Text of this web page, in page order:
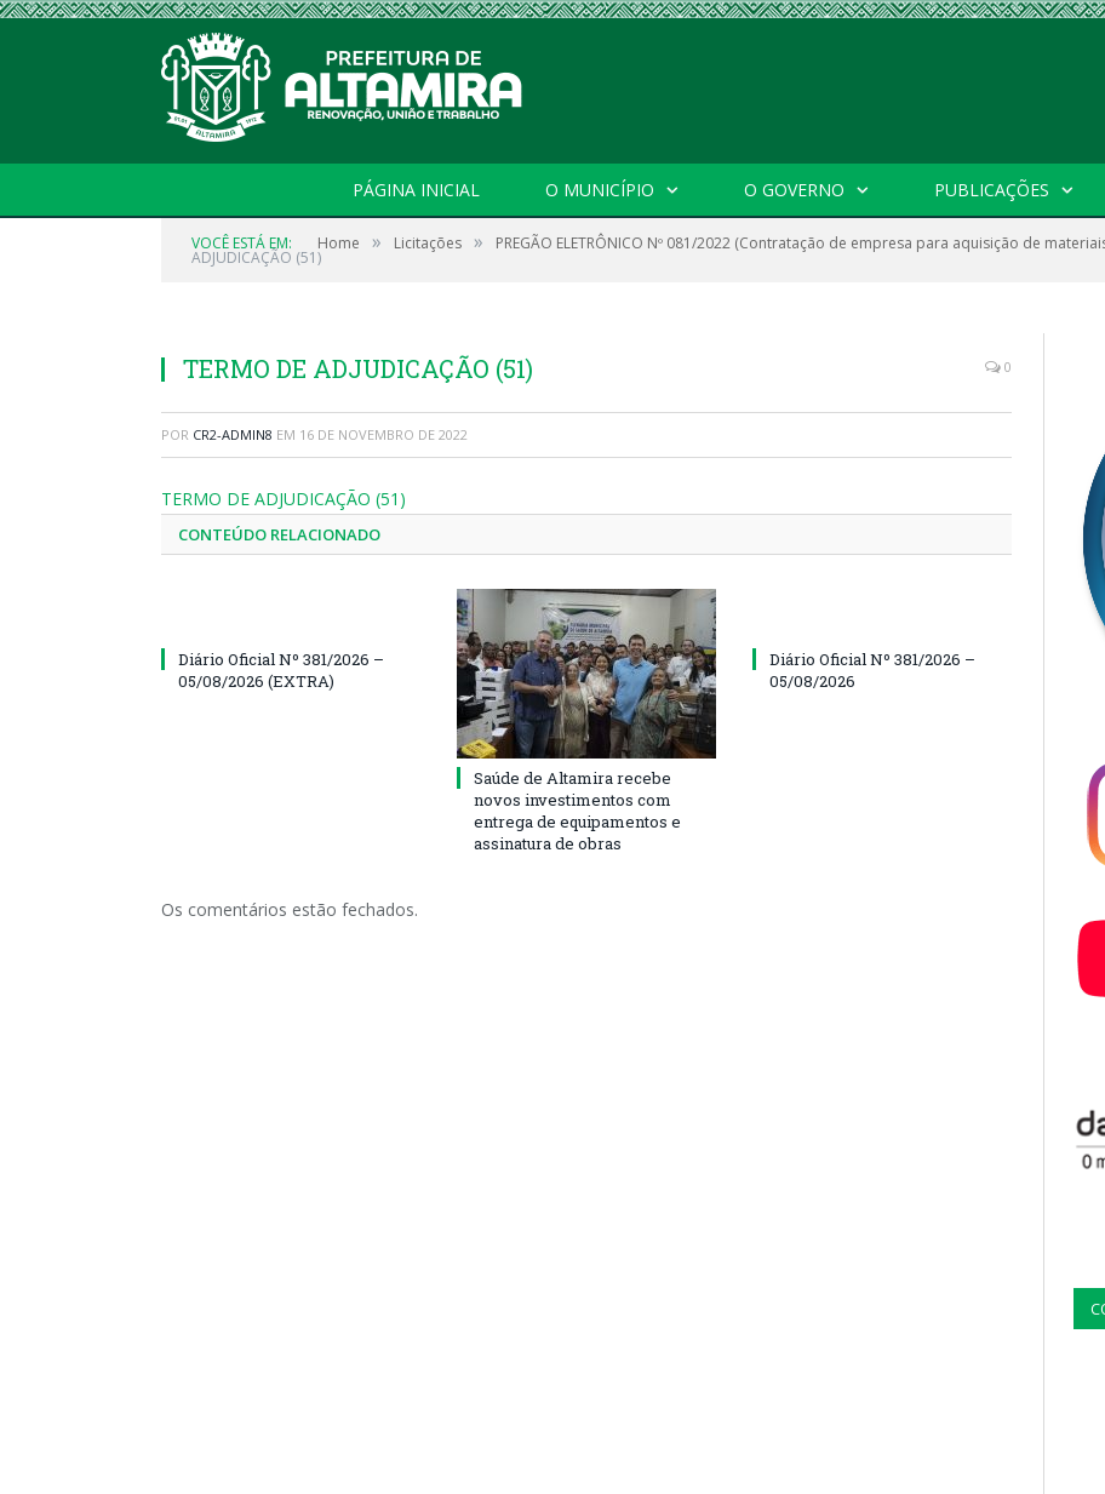
PÁGINA INICIAL O MUNICÍPIO O GOVERNO PUBLICAÇÕES
VOCÊ ESTÁ EM: Home » Licitações » PREGÃO ELETRÔNICO Nº 081/2022 (Contratação de empresa para aquisição de
ADJUDICAÇÃO (51)
TERMO DE ADJUDICAÇÃO (51) 0
POR CR2-ADMIN8 EM 16 DE NOVEMBRO DE 2022
TERMO DE ADJUDICAÇÃO (51)
CONTEÚDO RELACIONADO
Diário Oficial Nº 381/2026 –
05/08/2026 (EXTRA)
Saúde de Altamira recebe
novos investimentos com
entrega de equipamentos e
assinatura de obras
Diário Oficial Nº 381/2026 –
05/08/2026
Os comentários estão fechados.